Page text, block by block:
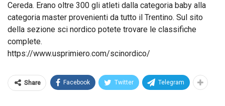
Cereda. Erano oltre 300 gli atleti dalla categoria baby alla
categoria master provenienti da tutto il Trentino. Sul sito
della sezione sci nordico potete trovare le classifiche
complete.
https://www.usprimiero.com/scinordico/
Share Facebook Twitter Telegram